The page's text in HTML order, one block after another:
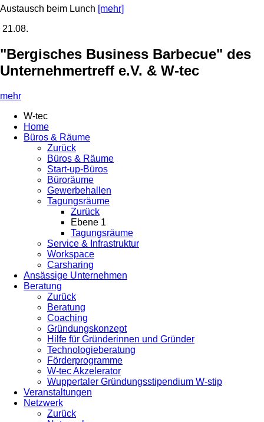
Austausch beim Lunch [mehr]
21.08.
"Bergisches Business Barbecue" des
Unternehmertreff e.V. & W-tec
mehr
W-tec
Home
Büros & Räume
Zurück
Büros & Räume
Start-up-Büros
Büroräume
Gewerbehallen
Tagungsräume
Zurück
Ebene 1
Tagungsräume
Service & Infrastruktur
Workspace
Carsharing
Ansässige Unternehmen
Beratung
Zurück
Beratung
Coaching
Gründungskonzept
Hilfe für Gründerinnen und Gründer
Technologieberatung
Förderprogramme
W-tec Akzelerator
Wuppertaler Gründungsstipendium W-stip
Veranstaltungen
Netzwerk
Zurück